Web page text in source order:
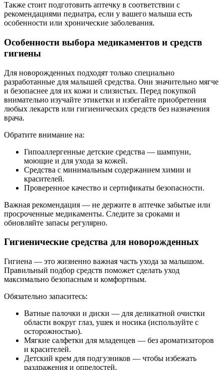
Также стоит подготовить аптечку в соответствии с
рекомендациями педиатра, если у вашего малыша есть
особенности или хронические заболевания.
Особенности выбора медикаментов и средств
гигиены
Для новорожденных подходят только специально
разработанные для малышей средства. Они значительно мягче
и безопаснее для их кожи и слизистых. Перед покупкой
внимательно изучайте этикетки и избегайте приобретения
любых лекарств или гигиенических средств без назначения
врача.
Обратите внимание на:
Гипоаллергенные детские средства — шампуни,
моющие и для ухода за кожей.
Средства с минимальным содержанием химии и
красителей.
Проверенное качество и сертификаты безопасности.
Важная рекомендация — не держите в аптечке забытые или
просроченные медикаменты. Следите за сроками и
обновляйте запасы регулярно.
Гигиенические средства для новорожденных
Гигиена — это жизненно важная часть ухода за малышом.
Правильный подбор средств поможет сделать уход
максимально безопасным и комфортным.
Обязательно запаситесь:
Ватные палочки и диски — для деликатной очистки
области вокруг глаз, ушек и носика (используйте с
осторожностью).
Мягкие салфетки для младенцев — без ароматизаторов
и красителей.
Детский крем для подгузников — чтобы избежать
раздражения и опрелостей.